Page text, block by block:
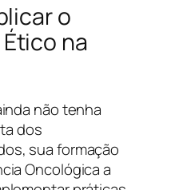
o
na
não tenha
dos
sua formação
Oncológica a